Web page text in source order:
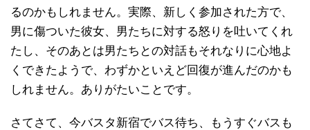
るのかもしれません。実際、新しく参加された方で、
男に傷ついた彼女、男たちに対する怒りを吐いてくれ
たし、そのあとは男たちとの対話もそれなりに心地よ
くできたようで、わずかといえど回復が進んだのかも
しれません。ありがたいことです。
さてさて、今バスタ新宿でバス待ち、もうすぐバスも